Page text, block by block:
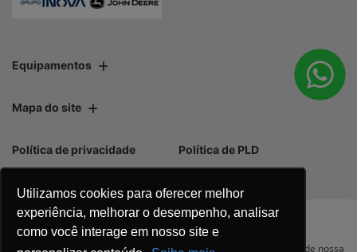
Utilizamos cookies para oferecer melhor
experiência, melhorar o desempenho, analisar
como você interage em nosso site e
Equipamentos
Mapa do site
Política de privacidade Política de PLD
No trânsito, enxergar o outro salva
Para otimizar sua experiência durante a navegação, fazemos uso de nossa